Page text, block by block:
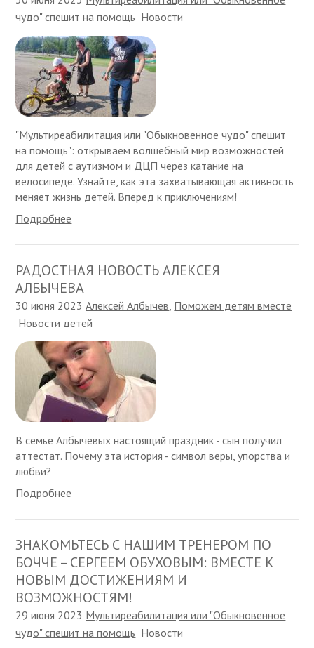
чудо" спешит на помощь Новости
"Мультиреабилитация или "Обыкновенное чудо" спешит
на помощь": открываем волшебный мир возможностей
для детей с аутизмом и ДЦП через катание на
велосипеде. Узнайте, как эта захватывающая активность
меняет жизнь детей. Вперед к приключениям!
Подробнее
РАДОСТНАЯ НОВОСТЬ АЛЕКСЕЯ
АЛБЫЧЕВА
30 июня 2023Алексей Албычев Поможем детям вместе
Новости детей
В семье Албычевых настоящий праздник - сын получил
аттестат. Почему эта история - символ веры, упорства и
любви?
Подробнее
ЗНАКОМЬТЕСЬ С НАШИМ ТРЕНЕРОМ ПО
БОЧЧЕ – СЕРГЕЕМ ОБУХОВЫМ: ВМЕСТЕ К
НОВЫМ ДОСТИЖЕНИЯМ И
ВОЗМОЖНОСТЯМ!
29 июня 2023 Мультиреабилитация или "Обыкновенное
чудо" спешит на помощь Новости